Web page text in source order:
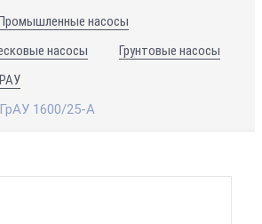
насосы
насосы
Грунтовые насосы
1600/25-А